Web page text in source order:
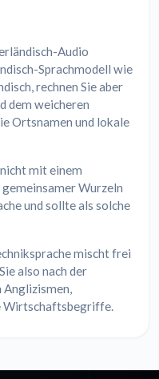
Audio
Sprachmodell wie
rechnen Sie aber
dem weicheren
Ortsnamen und lokale
mit einem
Wurzeln
und sollte als solche
mischt frei
also nach der
Wirtschaftsbegriffe.